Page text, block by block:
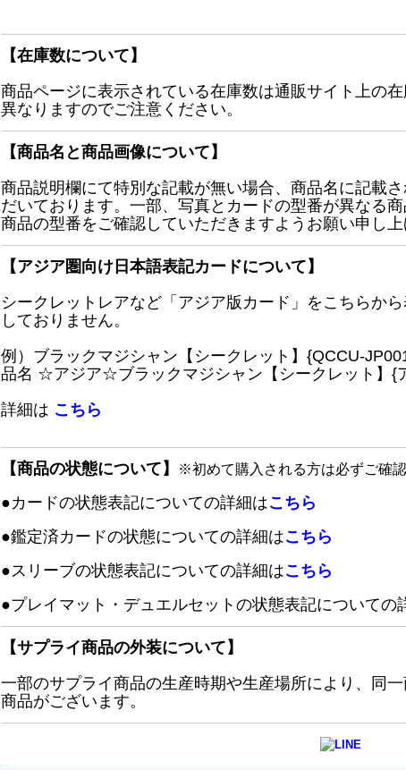
【在庫数について】
商品ページに表示されている在庫数は通販サイト上の
異なりますのでご注意ください。
【商品名と商品画像について】
商品説明欄にて特別な記載が無い場合、商品名に記載
だいております。一部、写真とカードの型番が異なる
商品の型番をご確認していただきますようお願い申し上
【アジア圏向け日本語表記カードについて】
シークレットレアなど「アジア版カード」をこちらか
しておりません。
例）ブラックマジシャン【シークレット】{QCCU-
品名 ☆アジア☆ブラックマジシャン【シークレット】{
詳細は こちら
【商品の状態について】 ※初めて購入される方は必ずご確認
●カードの状態表記についての詳細はこちら
●鑑定済カードの状態についての詳細はこちら
●スリーブの状態表記についての詳細はこちら
●プレイマット・デュエルセットの状態表記についての
【サプライ商品の外装について】
一部のサプライ商品の生産時期や生産場所により、同
商品がございます。